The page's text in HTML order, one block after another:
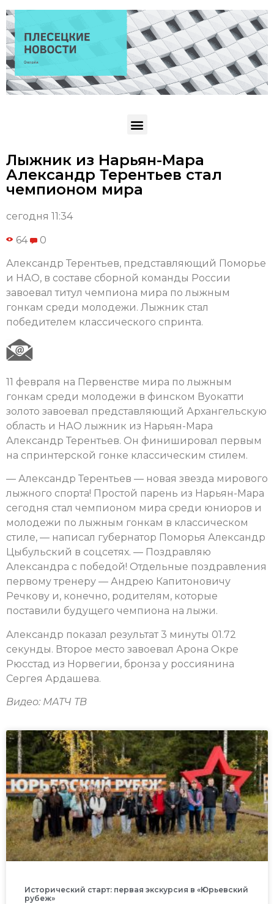
Лыжник из Нарьян-Мара
Александр Терентьев стал
чемпионом мира
сегодня 11:34
64 0
Александр Терентьев, представляющий Поморье
и НАО, в составе сборной команды России
завоевал титул чемпиона мира по лыжным
гонкам среди молодежи. Лыжник стал
победителем классического спринта.
11 февраля на Первенстве мира по лыжным
гонкам среди молодежи в финском Вуокатти
золото завоевал представляющий Архангельскую
область и НАО лыжник из Нарьян-Мара
Александр Терентьев. Он финишировал первым
на спринтерской гонке классическим стилем.
— Александр Терентьев — новая звезда мирового
лыжного спорта! Простой парень из Нарьян-Мара
сегодня стал чемпионом мира среди юниоров и
молодежи по лыжным гонкам в классическом
стиле, — написал губернатор Поморья Александр
Цыбульский в соцсетях. — Поздравляю
Александра с победой! Отдельные поздравления
первому тренеру — Андрею Капитоновичу
Речкову и, конечно, родителям, которые
поставили будущего чемпиона на лыжи.
Александр показал результат 3 минуты 01.72
секунды. Второе место завоевал Арона Окре
Рюсстад из Норвегии, бронза у россиянина
Сергея Ардашева.
Видео: МАТЧ ТВ
Исторический старт: первая экскурсия в «Юрьевский
рубеж»